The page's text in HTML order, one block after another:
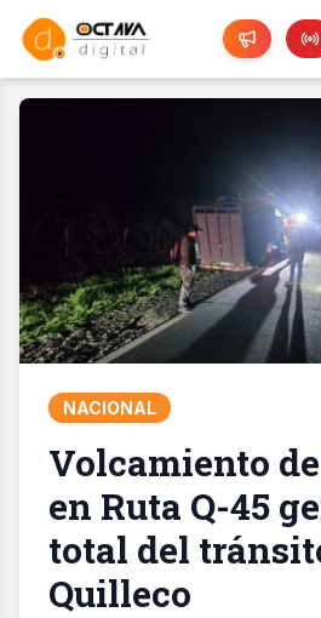
NACIONAL
Volcamiento
en Ruta Q-45
total del
Quilleco